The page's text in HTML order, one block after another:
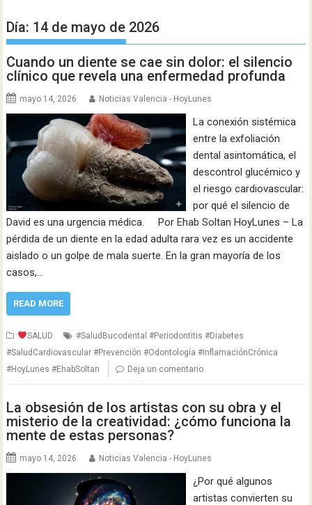
Día: 14 de mayo de 2026
Cuando un diente se cae sin dolor: el silencio
clínico que revela una enfermedad profunda
mayo 14, 2026 Noticias Valencia - HoyLunes
La conexión sistémica
entre la exfoliación
dental asintomática, el
descontrol glucémico y
el riesgo cardiovascular:
por qué el silencio de
David es una urgencia médica. Por Ehab Soltan HoyLunes – La
pérdida de un diente en la edad adulta rara vez es un accidente
aislado o un golpe de mala suerte. En la gran mayoría de los
casos,…
READ MORE
SALUD
#SaludBucodental #Periodontitis #Diabetes
#SaludCardiovascular #Prevención #Odontología #InflamaciónCrónica
#HoyLunes #EhabSoltan
Deja un comentario
La obsesión de los artistas con su obra y el
misterio de la creatividad: ¿cómo funciona la
mente de estas personas?
mayo 14, 2026 Noticias Valencia - HoyLunes
¿Por qué algunos
artistas convierten su